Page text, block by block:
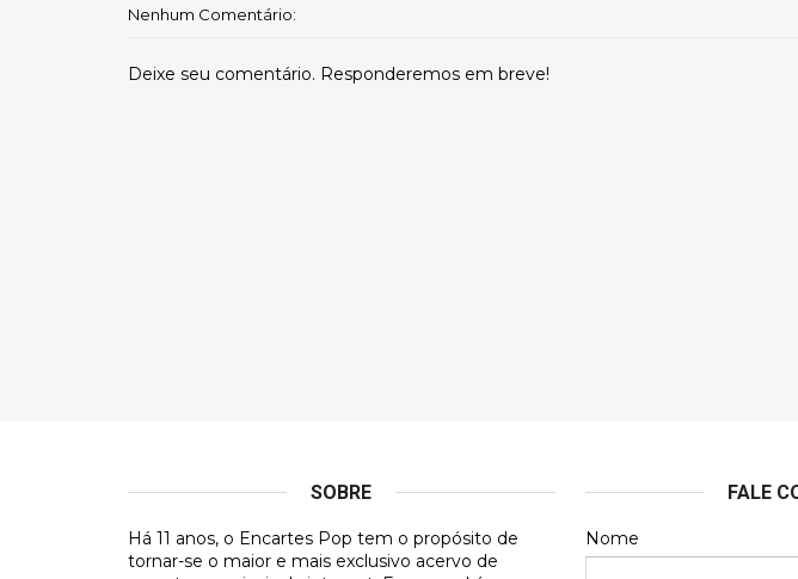
Nenhum Comentário:
Deixe seu comentário. Responderemos em breve!
SOBRE
Há 11 anos, o Encartes Pop tem o propósito de
tornar-se o maior e mais exclusivo acervo de
FALE
Nome